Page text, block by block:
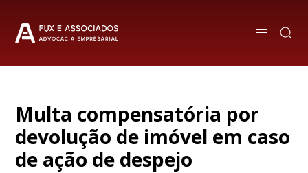
Multa compensatória por
devolução de imóvel em caso
de ação de despejo